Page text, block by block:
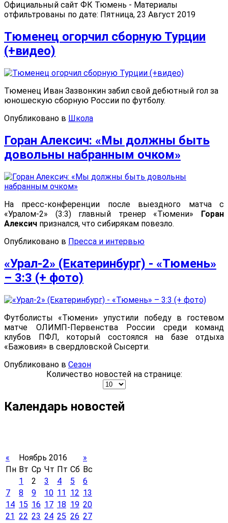
Официальный сайт ФК Тюмень - Материалы
отфильтрованы по дате: Пятница, 23 Август 2019
Тюменец огорчил сборную Турции
(+видео)
Тюменец Иван Зазвонкин забил свой дебютный гол за
юношескую сборную России по футболу.
Опубликовано в Школа
Горан Алексич: «Мы должны быть
довольны набранным очком»
На пресс-конференции после выездного матча с
«Уралом-2» (3:3) главный тренер «Тюмени» Горан
Алексич признался, что сибирякам повезло.
Опубликовано в Пресса и интервью
«Урал-2» (Екатеринбург) - «Тюмень»
– 3:3 (+ фото)
Футболисты «Тюмени» упустили победу в гостевом
матче ОЛИМП-Первенства России среди команд
клубов ПФЛ, который состоялся на базе отдыха
«Бажовия» в свердловской Сысерти.
Опубликовано в Сезон
Количество новостей на странице:
Календарь новостей
« Ноябрь 2016
»
Пн Вт Ср Чт Пт Сб Вс
1
2 3 4 5
6
7
8 9 10 11 12 13
14 15 16 17 18 19 20
21 22 23 24 25 26 27